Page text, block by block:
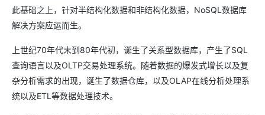
此基础之上，针对半结构化数据和非结构化数据，NoSQL数据库
解决方案应运而生。
上世纪70年代末到80年代初，诞生了关系型数据库，产生了SQL
查询语言以及OLTP交易处理系统。随着数据的爆发式增长以及复
杂分析需求的出现，诞生了数据仓库，以及OLAP在线分析处理系
统以及ETL等数据处理技术。